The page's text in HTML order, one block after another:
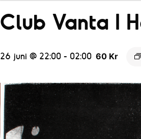
Club Vanta I
26 juni @ 22:00 - 02:00 60 Kr